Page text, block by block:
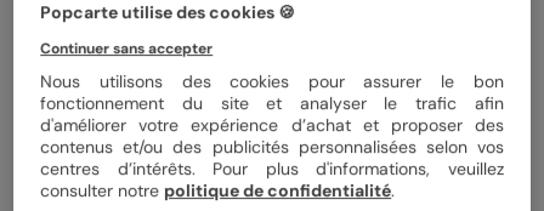
Format
Papier Papier Satiné
Popcarte utilise des cookies 🍪
Continuer sans accepter
Nous utilisons des cookies pour assurer le bon
fonctionnement du site et analyser le trafic afin
d'améliorer votre expérience d’achat et proposer des
contenus et/ou des publicités personnalisées selon vos
centres d’intérêts. Pour plus d'informations, veuillez
consulter notre politique de confidentialité.